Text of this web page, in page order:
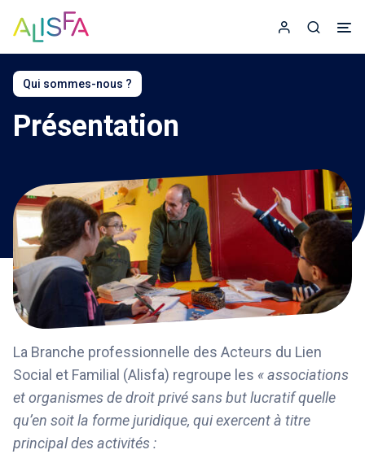
Accueil
Espace
Qui sommes-nous ?
Présentation
La Branche professionnelle des Acteurs du Lien
Social et Familial (Alisfa) regroupe les « associations
et organismes de droit privé sans but lucratif quelle
qu’en soit la forme juridique, qui exercent à titre
principal des activités :